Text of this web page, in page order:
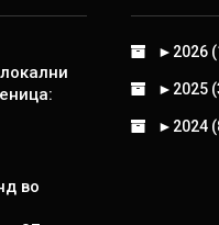
во
► 2026
► 2025
► 2024